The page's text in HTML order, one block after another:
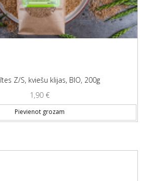
Z/S, kviešu klijas, BIO, 200g
1,90 €
Pievienot grozam